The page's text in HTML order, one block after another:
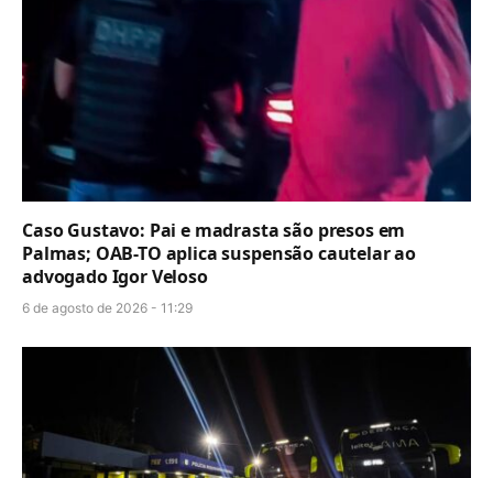
Caso Gustavo: Pai e madrasta são presos em
Palmas; OAB-TO aplica suspensão cautelar ao
advogado Igor Veloso
6 de agosto de 2026 - 11:29